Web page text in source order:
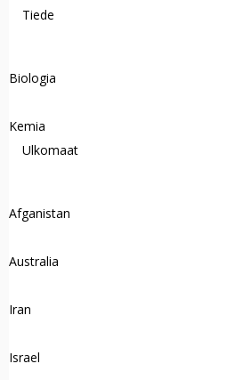
Tiede
Biologia
Kemia
Ulkomaat
Afganistan
Australia
Iran
Israel